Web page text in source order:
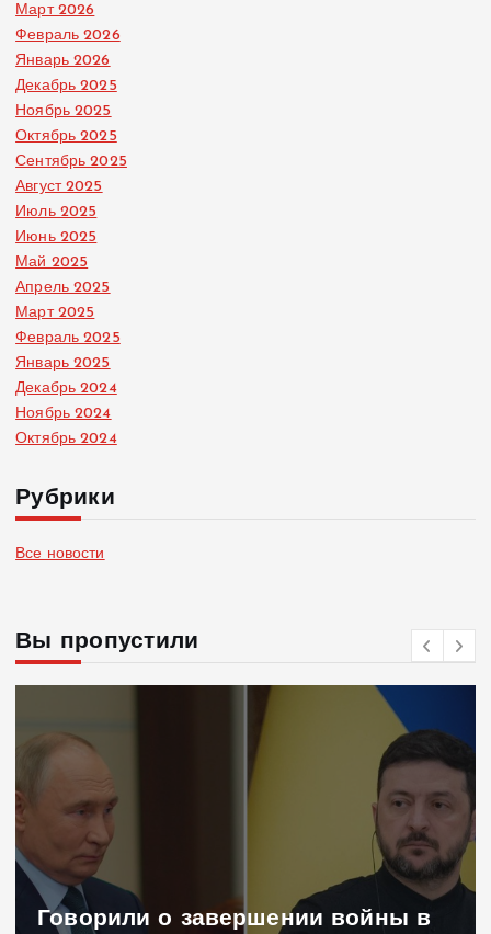
Март 2026
Февраль 2026
Январь 2026
Декабрь 2025
Ноябрь 2025
Октябрь 2025
Сентябрь 2025
Август 2025
Июль 2025
Июнь 2025
Май 2025
Апрель 2025
Март 2025
Февраль 2025
Январь 2025
Декабрь 2024
Ноябрь 2024
Октябрь 2024
Рубрики
Все новости
Вы пропустили
Говорили о завершении войны в